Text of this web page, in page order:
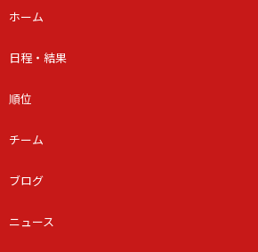
ホーム
日程・結果
順位
チーム
ブログ
ニュース